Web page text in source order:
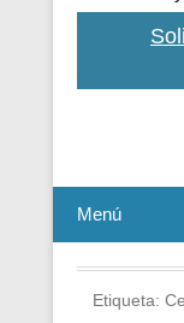
Menú
Etiqueta: